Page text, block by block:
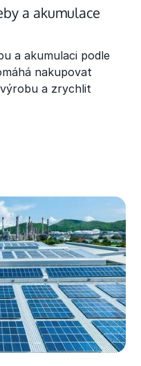
a akumulace
a akumulaci podle
nakupovat
a zrychlit